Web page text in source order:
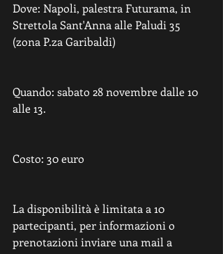
Dove: Napoli, palestra Futurama, in
Strettola Sant'Anna alle Paludi 35
(zona P.za Garibaldi)
Quando: sabato 28 novembre dalle 10
alle 13.
Costo: 30 euro
La disponibilità è limitata a 10
partecipanti, per informazioni o
prenotazioni inviare una mail a